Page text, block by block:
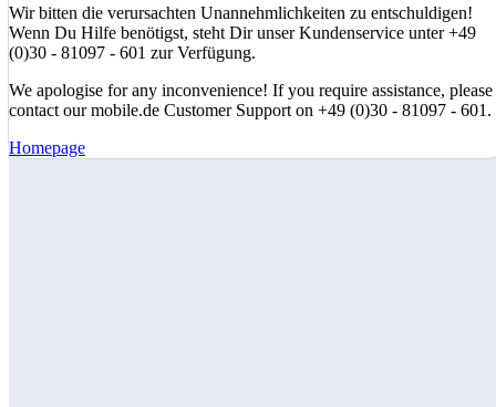
Wir bitten die verursachten Unannehmlichkeiten zu entschuldigen!
Wenn Du Hilfe benötigst, steht Dir unser Kundenservice unter +49
(0)30 - 81097 - 601 zur Verfügung.
We apologise for any inconvenience! If you require assistance, please
contact our mobile.de Customer Support on +49 (0)30 - 81097 - 601.
Homepage